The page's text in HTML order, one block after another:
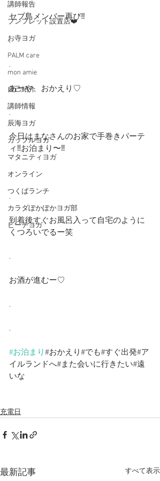
講師報告
プンフレット設置店❤️
お寺ヨガ
PALM care
mon amie
自己紹介
講師情報
辰海ヨガ
カップルヨガ
マタニティヨガ
オンライン
つくばランチ
カラダぽかぽかヨガ部
ビーチヨガ
セブ島メンバー再び‼︎
.
.
あーや、おかえり♡
.
今日はまなさんのお家で手巻きパーテ
ィ‼︎お泊まり〜‼︎
.
.
到着後すぐお風呂入って自宅のように
くつろいでるー笑
.
お酒が進むー♡
.
.
#お泊まり #おかえり#でも#すぐ出発#ア
イルランドへ#また会いに行きたい#遠
いな
充電日
最新記事 すべて表示